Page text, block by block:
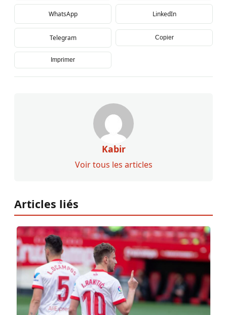
WhatsApp LinkedIn
Telegram Copier
Imprimer
Kabir
Voir tous les articles
Articles liés